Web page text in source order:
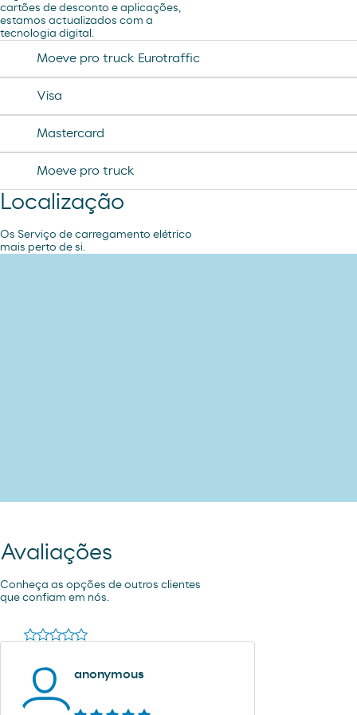
tampax compak
desodorante spray axe
jamon curado navidul
chorizo revilla
helado magnun
helado calippo
cartões de desconto e aplicações,
estamos actualizados com a
tecnologia digital.
Moeve pro truck Eurotraffic
Visa
Mastercard
Moeve pro truck
Localização
Os Serviço de carregamento elétrico
mais perto de si.
Avaliações
Conheça as opções de outros clientes
que confiam em nós.
anonymous